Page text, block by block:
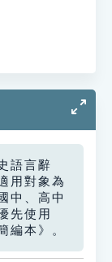
語言辭
用對象為
中、高中
先使用
編本》。